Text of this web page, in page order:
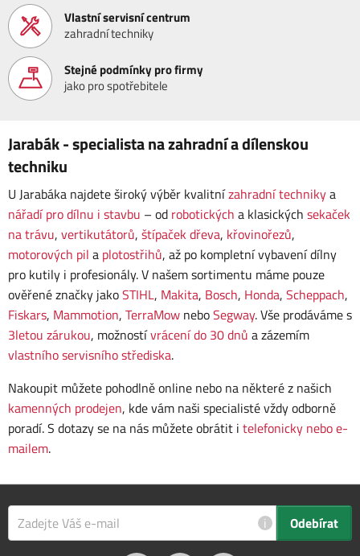
Vlastní servisní centrum
zahradní techniky
Stejné podmínky pro firmy
jako pro spotřebitele
Jarabák - specialista na zahradní a dílenskou
techniku
U Jarabáka najdete široký výběr kvalitnízahradní technikya
nářadí pro dílnu i stavbu – od robotických a klasických sekaček
na trávu, vertikutátorů, štípaček dřeva, křovinořezů,
motorových pil a plotostřihů, až po kompletní vybavení dílny
pro kutily i profesionály. V našem sortimentu máme pouze
ověřené značky jakoSTIHL, Makita, Bosch, Honda, Scheppach,
Fiskars, Mammotion, TerraMow neboSegway. Vše prodáváme s
3letou zárukou, možnostívrácení do 30 dnů a zázemím
vlastního servisního střediska.
Nakoupit můžete pohodlně online nebo na některé z našich
kamenných prodejen, kde vám naši specialisté vždy odborně
poradí. S dotazy se na nás můžete obrátit i telefonicky nebo e-
mailem.
i Odebírat